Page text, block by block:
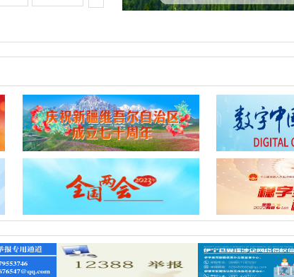
律服
扶贫工作
食药安全
管理 涉农补贴
务公
权责清单